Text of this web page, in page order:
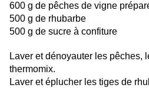
600 g de pêches de vigne
500 g de rhubarbe
500 g de sucre à confiture
Laver et dénoyauter les pêches,
thermomix.
Laver et éplucher les tiges de